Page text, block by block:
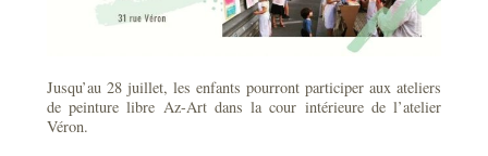
Jusqu’au 28 juillet, les enfants pourront participer aux ateliers
de peinture libre Az-Art dans la cour intérieure de l’atelier
Véron.